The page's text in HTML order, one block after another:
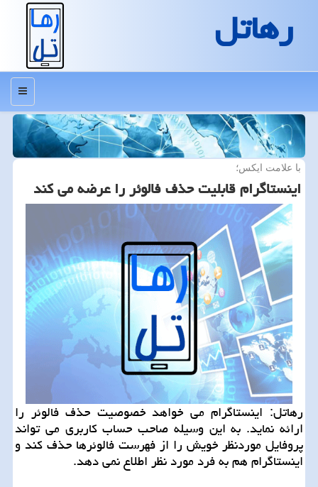
رهاتل
منو
با علامت ایكس؛
اینستاگرام قابلیت حذف فالوئر را عرضه می كند
رهاتل: اینستاگرام می خواهد خصوصیت حذف فالوئر را
ارائه نماید. به این وسیله صاحب حساب كاربری می تواند
پروفایل موردنظر خویش را از فهرست فالوئرها حذف كند و
اینستاگرام هم به فرد مورد نظر اطلاع نمی دهد.